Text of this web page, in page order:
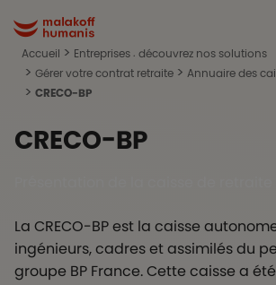
Malakoff Humanis Accueil
Accueil
Entreprises : découvrez nos solutions
Gérer votre contrat retraite
Annuaire des
CRECO-BP
CRECO-BP
La CRECO-BP est la caisse
ingénieurs, cadres et assimilés du
groupe BP France. Cette caisse a